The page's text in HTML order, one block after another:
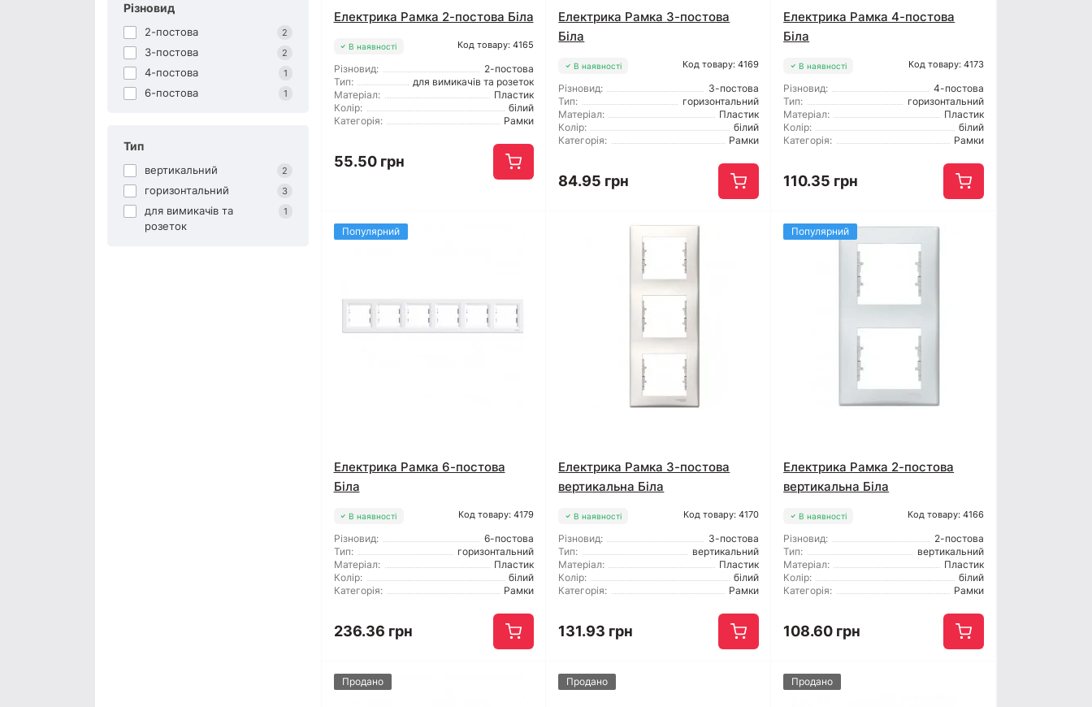
Різновид
2-постова 2
3-постова 2
4-постова 1
6-постова 1
Тип
вертикальний 2
горизонтальний 3
для вимикачів та
розеток
1
Електрика Рамка 2-постова Біла
В наявності Код товару: 4165
Різновид:
2-постова
Тип:
для вимикачів та розеток
Матеріал:
Пластик
Колір:
білий
Категорія:
Рамки
55.50 грн
Електрика Рамка 3-постова
Біла
В наявності Код товару: 4169
Різновид:
3-постова
Тип:
горизонтальний
Матеріал:
Пластик
Колір:
білий
Категорія:
Рамки
84.95 грн
Електрика Рамка 4-постова
Біла
В наявності Код товару: 4173
Різновид:
4-постова
Тип:
горизонтальний
Матеріал:
Пластик
Колір:
білий
Категорія:
Рамки
110.35 грн
Популярний
Електрика Рамка 6-постова
Біла
В наявності Код товару: 4179
Різновид:
6-постова
Тип:
горизонтальний
Матеріал:
Пластик
Колір:
білий
Категорія:
Рамки
236.36 грн
Електрика Рамка 3-постова
вертикальна Біла
В наявності Код товару: 4170
Різновид:
3-постова
Тип:
вертикальний
Матеріал:
Пластик
Колір:
білий
Категорія:
Рамки
131.93 грн
Популярний
Електрика Рамка 2-постова
вертикальна Біла
В наявності Код товару: 4166
Різновид:
2-постова
Тип:
вертикальний
Матеріал:
Пластик
Колір:
білий
Категорія:
Рамки
108.60 грн
Продано Продано Продано